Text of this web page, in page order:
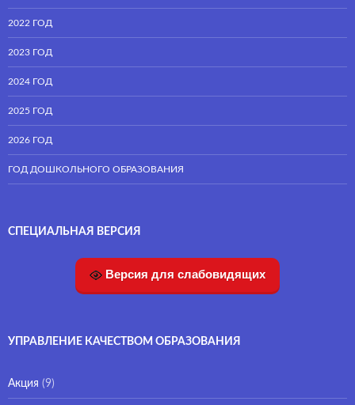
2022 ГОД
2023 ГОД
2024 ГОД
2025 ГОД
2026 ГОД
ГОД ДОШКОЛЬНОГО ОБРАЗОВАНИЯ
СПЕЦИАЛЬНАЯ ВЕРСИЯ
Версия для слабовидящих
УПРАВЛЕНИЕ КАЧЕСТВОМ ОБРАЗОВАНИЯ
Акция (9)